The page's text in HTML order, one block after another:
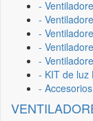
-
-
-
-
-
- KIT de luz
-